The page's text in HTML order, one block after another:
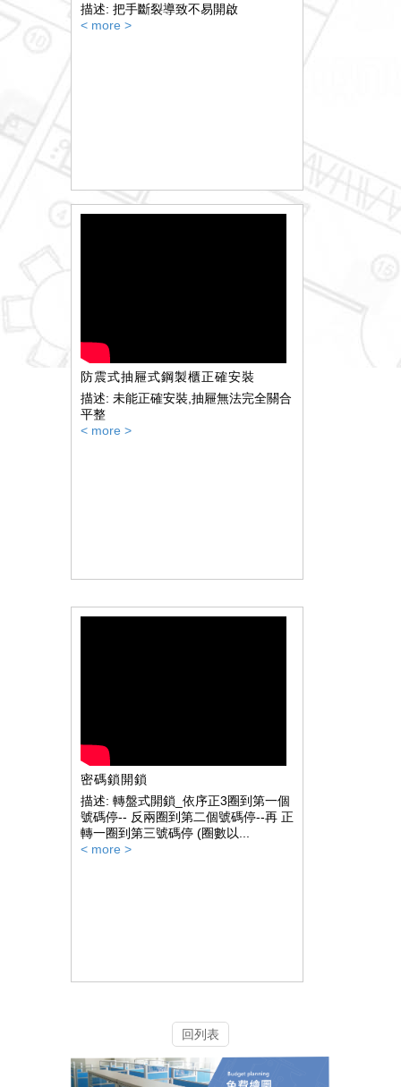
描述: 把手斷裂導致不易開啟
< more >
防震式抽屜式鋼製櫃正確安裝
描述: 未能正確安裝,抽屜無法完全關合
平整
< more >
密碼鎖開鎖
描述: 轉盤式開鎖_依序正3圈到第一個
號碼停-- 反兩圈到第二個號碼停--再 正
轉一圈到第三號碼停 (圈數以...
< more >
回列表